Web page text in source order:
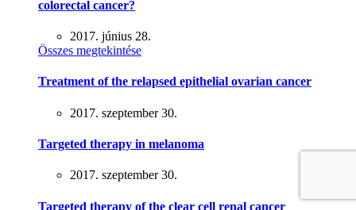
colorectal cancer?
2017. június 28.
Összes megtekintése
Treatment of the relapsed epithelial ovarian cancer
2017. szeptember 30.
Targeted therapy in melanoma
2017. szeptember 30.
Targeted therapy of the clear cell renal cancer